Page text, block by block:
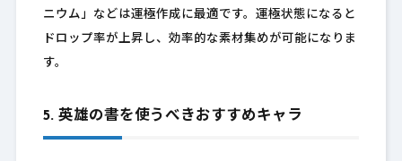
ニウム」などは運極作成に最適です。運極状態になると
ドロップ率が上昇し、効率的な素材集めが可能になりま
す。
5. 英雄の書を使うべきおすすめキャラ